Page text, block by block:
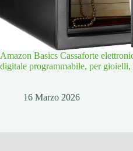
Amazon Basics Cassaforte
digitale programmabile, per
16 Marzo 2026